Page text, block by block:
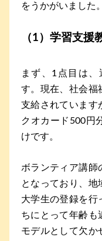
をうかがいました
（1）学習支援
まず、1点目は
す。現在、社会福
支給されています
クオカード500円
けです。
ボランティア講師
となっており、地
大学生の登録を行
ちにとって年齢も
モデルとして欠か